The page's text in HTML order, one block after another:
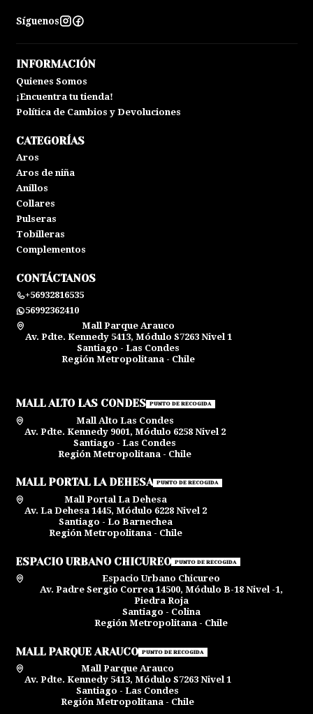
Síguenos
INFORMACIÓN
Quienes Somos
¡Encuentra tu tienda!
Política de Cambios y Devoluciones
CATEGORÍAS
Aros
Aros de niña
Anillos
Collares
Pulseras
Tobilleras
Complementos
CONTÁCTANOS
+56932816535
56992362410
Mall Parque Arauco
Av. Pdte. Kennedy 5413, Módulo S7263 Nivel 1
Santiago - Las Condes
Región Metropolitana - Chile
MALL ALTO LAS CONDES PUNTO DE RECOGIDA
Mall Alto Las Condes
Av. Pdte. Kennedy 9001, Módulo 6258 Nivel 2
Santiago - Las Condes
Región Metropolitana - Chile
MALL PORTAL LA DEHESA PUNTO DE RECOGIDA
Mall Portal La Dehesa
Av. La Dehesa 1445, Módulo 6228 Nivel 2
Santiago - Lo Barnechea
Región Metropolitana - Chile
ESPACIO URBANO CHICUREO PUNTO DE RECOGIDA
Espacio Urbano Chicureo
Av. Padre Sergio Correa 14500, Módulo B-18 Nivel -1,
Piedra Roja
Santiago - Colina
Región Metropolitana - Chile
MALL PARQUE ARAUCO PUNTO DE RECOGIDA
Mall Parque Arauco
Av. Pdte. Kennedy 5413, Módulo S7263 Nivel 1
Santiago - Las Condes
Región Metropolitana - Chile